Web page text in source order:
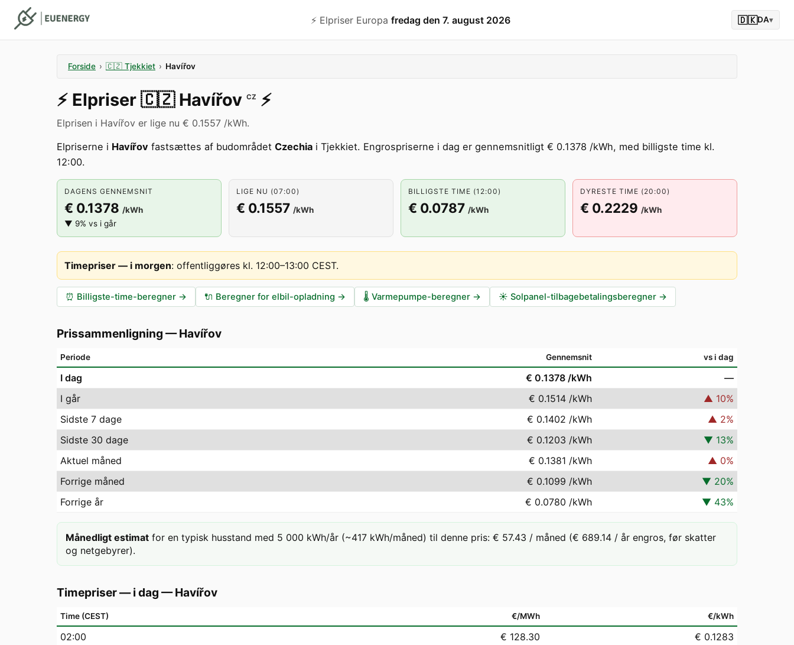
⚡️ Elpriser Europa fredag den 7. august 2026 🇩🇰DA▾
Forside › 🇨🇿 Tjekkiet › Havířov
⚡️ Elpriser 🇨🇿 Havířov CZ ⚡️
Elprisen i Havířov er lige nu € 0.1557 /kWh.
Elpriserne i Havířov fastsættes af budområdet Czechia i Tjekkiet. Engrospriserne i dag er gennemsnitligt € 0.1378 /kWh, med billigste time kl.
12:00.
DAGENS GENNEMSNIT
€ 0.1378 /kWh
▼ 9% vs i går
LIGE NU (07:00)
€ 0.1557 /kWh
BILLIGSTE TIME (12:00)
€ 0.0787 /kWh
DYRESTE TIME (20:00)
€ 0.2229 /kWh
Timepriser — i morgen: offentliggøres kl. 12:00–13:00 CEST.
⏰ Billigste-time-beregner → 🔌 Beregner for elbil-opladning → 🌡️ Varmepumpe-beregner → ☀️ Solpanel-tilbagebetalingsberegner →
Prissammenligning —Havířov
Periode Gennemsnit vs i dag
I dag € 0.1378 /kWh
—
I går
€ 0.1514 /kWh ▲ 10%
Sidste 7 dage
€ 0.1402 /kWh ▲ 2%
Sidste 30 dage
€ 0.1203 /kWh ▼ 13%
Aktuel måned
€ 0.1381 /kWh ▲ 0%
Forrige måned
€ 0.1099 /kWh ▼ 20%
Forrige år
€ 0.0780 /kWh ▼ 43%
Månedligt estimat for en typisk husstand med 5 000 kWh/år (~417 kWh/måned) til denne pris: € 57.43 / måned (€ 689.14 / år engros, før skatter
og netgebyrer).
Timepriser — i dag —Havířov
Time (CEST) €/MWh €/kWh
02:00 € 128.30
€ 0.1283